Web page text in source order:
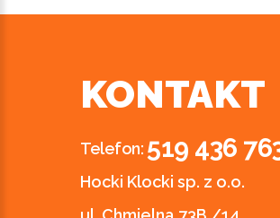
KONTAKT
Telefon: 519 436
Hocki Klocki sp. z o.o.